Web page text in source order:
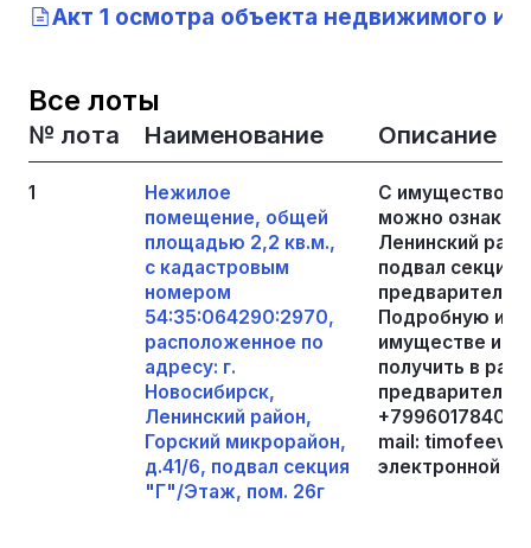
Акт 1 осмотра объекта недвижимого
Все лоты
№ лота Наименование Описание
1
Нежилое
помещение, общей
площадью 2,2 кв.м.,
с кадастровым
номером
54:35:064290:2970,
расположенное по
адресу: г.
Новосибирск,
Ленинский район,
Горский микрорайон,
д.41/6, подвал секция
"Г"/Этаж, пом. 26г
С имуществом,
можно
Ленинский
подвал секция
Подробную
имуществе и
получить в
+79960178409,
mail:
электронной